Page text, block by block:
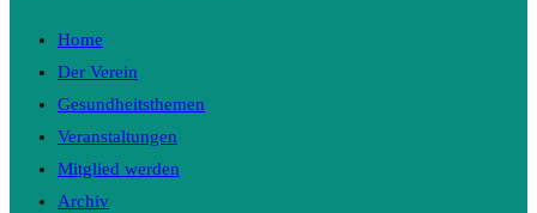
Home
Der Verein
Gesundheitsthemen
Veranstaltungen
Mitglied werden
Archiv